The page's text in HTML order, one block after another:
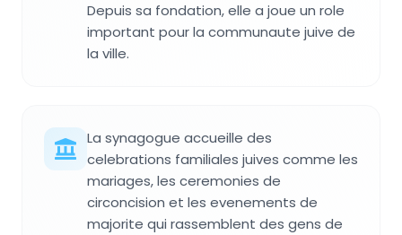
Depuis sa fondation, elle a joue un role
important pour la communaute juive de
la ville.
La synagogue accueille des
celebrations familiales juives comme les
mariages, les ceremonies de
circoncision et les evenements de
majorite qui rassemblent des gens de